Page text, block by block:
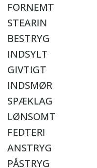
FORNEMT
STEARIN
BESTRYG
INDSYLT
GIVTIGT
INDSMØR
SPÆKLAG
LØNSOMT
FEDTERI
ANSTRYG
PÅSTRYG